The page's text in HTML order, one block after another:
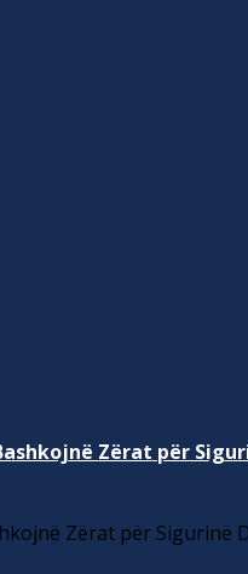
Zërat për
Zërat për Sigurinë